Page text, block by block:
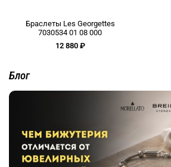
Браслеты Les Georgettes
7030534 01 08 000
12 880 ₽
Блог